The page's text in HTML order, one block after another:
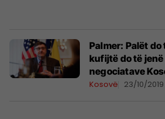
Palmer: Palët
kufijtë do të jenë
negociatave
Kosovë 23/10/2019